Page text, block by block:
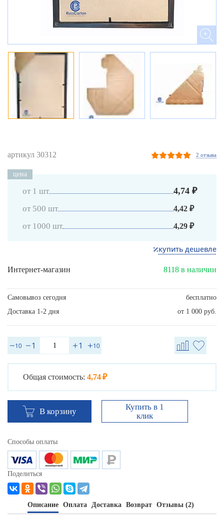
артикул 30312 2 отзыва
цена
от 1 шт 4,74 ₽
от 500 шт 4,42 ₽
от 1000 шт 4,29 ₽
купить дешевле
Интернет-магазин 8118 в наличии
Самовывоз сегодня
бесплатно
Доставка 1-2 дня
от 1 000 руб.
Общая стоимость: 4,74 ₽
В корзину
Купить в 1
клик
Способы оплаты
Поделиться
Описание Оплата Доставка Возврат Отзывы (2)